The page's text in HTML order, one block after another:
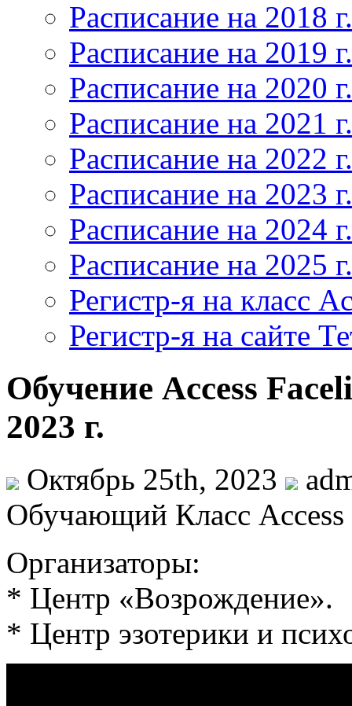
Расписание на 2018 г.
Расписание на 2019 г.
Расписание на 2020 г.
Расписание на 2021 г.
Расписание на 2022 г.
Расписание на 2023 г.
Расписание на 2024 г.
Расписание на 2025 г.
Регистр-я на класс
Регистр-я на сайте
Обучение Access
2023 г.
Октябрь 25th, 2023
Обучающий Класс Access
Организаторы:
* Центр «Возрождение».
* Центр эзотерики и